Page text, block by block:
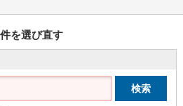
を選び直す